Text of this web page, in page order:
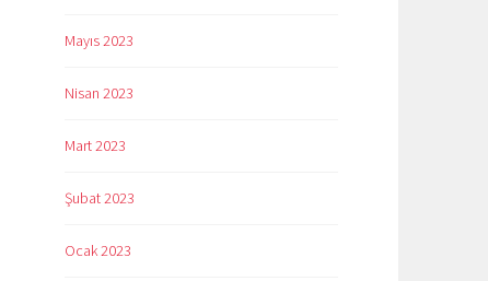
Mayıs 2023
Nisan 2023
Mart 2023
Şubat 2023
Ocak 2023